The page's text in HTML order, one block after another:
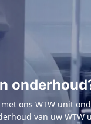
ons WTW unit
van uw WTW